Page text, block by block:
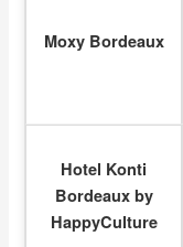
Moxy Bordeaux
Hotel Konti
Bordeaux by
HappyCulture